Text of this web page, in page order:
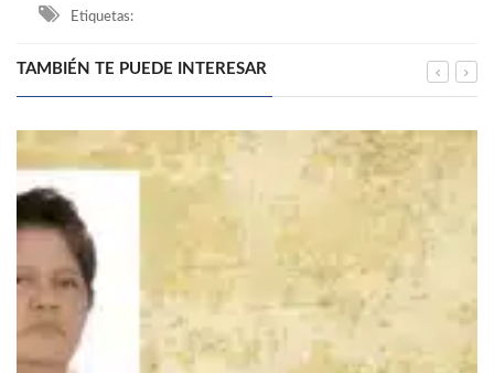
Etiquetas:
TAMBIÉN TE PUEDE INTERESAR